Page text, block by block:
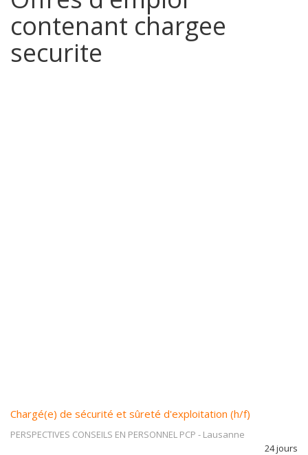
contenant chargee
securite
Chargé(e) de sécurité et sûreté d'exploitation (h/f)
PERSPECTIVES CONSEILS EN PERSONNEL PCP - Lausanne
24 jours